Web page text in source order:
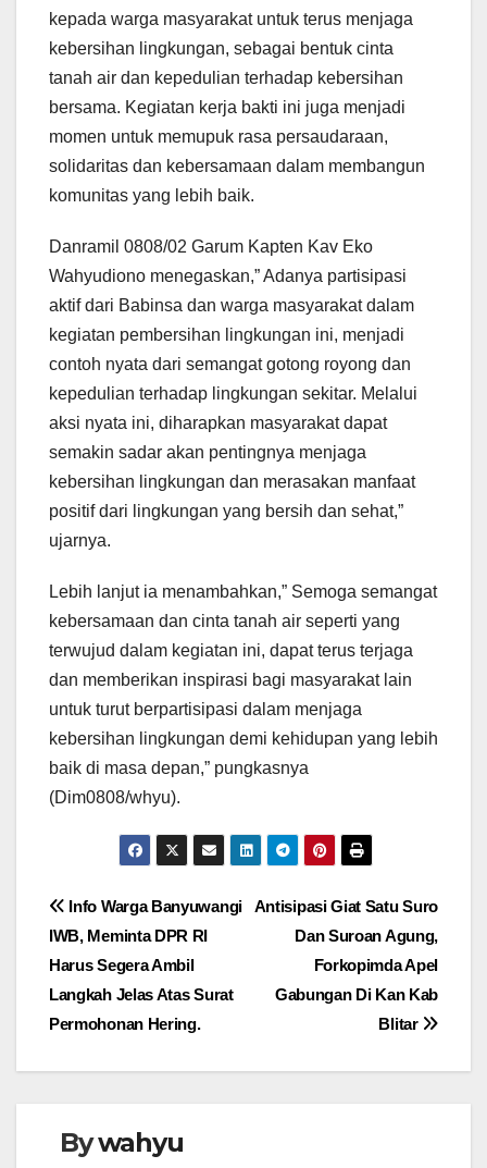
kepada warga masyarakat untuk terus menjaga
kebersihan lingkungan, sebagai bentuk cinta
tanah air dan kepedulian terhadap kebersihan
bersama. Kegiatan kerja bakti ini juga menjadi
momen untuk memupuk rasa persaudaraan,
solidaritas dan kebersamaan dalam membangun
komunitas yang lebih baik.
Danramil 0808/02 Garum Kapten Kav Eko
Wahyudiono menegaskan,” Adanya partisipasi
aktif dari Babinsa dan warga masyarakat dalam
kegiatan pembersihan lingkungan ini, menjadi
contoh nyata dari semangat gotong royong dan
kepedulian terhadap lingkungan sekitar. Melalui
aksi nyata ini, diharapkan masyarakat dapat
semakin sadar akan pentingnya menjaga
kebersihan lingkungan dan merasakan manfaat
positif dari lingkungan yang bersih dan sehat,”
ujarnya.
Lebih lanjut ia menambahkan,” Semoga semangat
kebersamaan dan cinta tanah air seperti yang
terwujud dalam kegiatan ini, dapat terus terjaga
dan memberikan inspirasi bagi masyarakat lain
untuk turut berpartisipasi dalam menjaga
kebersihan lingkungan demi kehidupan yang lebih
baik di masa depan,” pungkasnya
(Dim0808/whyu).
Navigasi
pos
Antisipasi Giat Satu Suro
Dan Suroan Agung,
Forkopimda Apel
Gabungan Di Kan Kab
Blitar
Info Warga Banyuwangi
IWB, Meminta DPR RI
Harus Segera Ambil
Langkah Jelas Atas Surat
Permohonan Hering.
Bywahyu